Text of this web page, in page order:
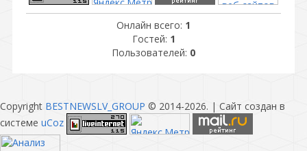
Онлайн всего: 1
Гостей: 1
Пользователей: 0
Copyright BESTNEWSLV_GROUP © 2014-2026. | Сайт создан в
системе uCoz